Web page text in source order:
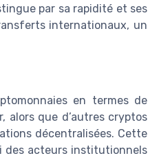
par sa rapidité et ses
internationaux, un
en termes de
que d’autres cryptos
décentralisées. Cette
des acteurs institutionnels